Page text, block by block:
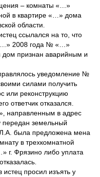
– комнаты «…»
в квартире «…» дома
области.
ссылался на то, что
2008 года № «…»
дом признан аварийным и
уведомление №
силами получить
или реконструкцию
ответчик отказался.
направленным в адрес
передан земельный
Л.А. была предложена мена
в трехкомнатной
г. Фрязино либо уплата
истец просил изъять у